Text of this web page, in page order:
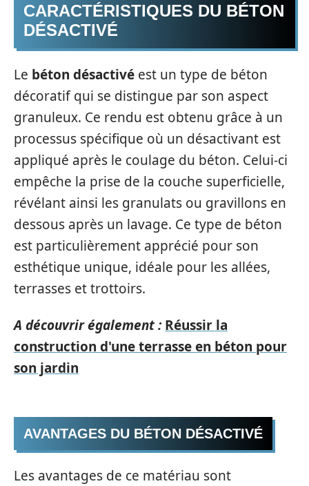
CARACTÉRISTIQUES DU BÉTON
DÉSACTIVÉ
Le béton désactivé est un type de béton
décoratif qui se distingue par son aspect
granuleux. Ce rendu est obtenu grâce à un
processus spécifique où un désactivant est
appliqué après le coulage du béton. Celui-ci
empêche la prise de la couche superficielle,
révélant ainsi les granulats ou gravillons en
dessous après un lavage. Ce type de béton
est particulièrement apprécié pour son
esthétique unique, idéale pour les allées,
terrasses et trottoirs.
A découvrir également : Réussir la
construction d'une terrasse en béton pour
son jardin
AVANTAGES DU BÉTON DÉSACTIVÉ
Les avantages de ce matériau sont